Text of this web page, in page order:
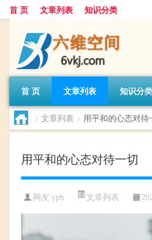
首 页 文章列表 知识分类
首 页 文章列表 知识分类
> 文章列表 > 用平和的心态对待
用平和的心态对待一切
网友:yph 文章列表